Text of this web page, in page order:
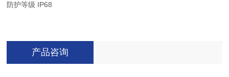
防护等级 IP68
产品咨询